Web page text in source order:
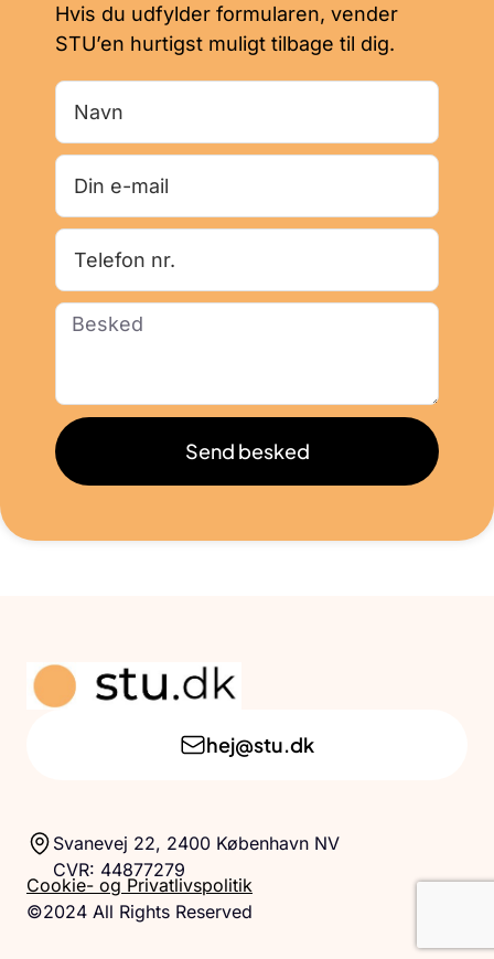
Hvis du udfylder formularen, vender
STU’en hurtigst muligt tilbage til dig.
Send besked
hej@stu.dk
Svanevej 22, 2400 København NV
CVR: 44877279
Cookie- og Privatlivspolitik
©2024 All Rights Reserved